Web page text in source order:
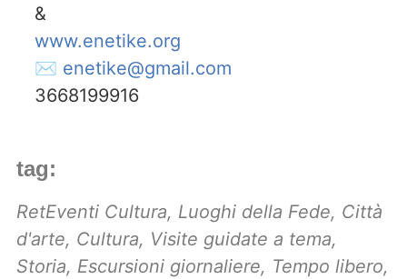
&
www.enetike.org
✉️ enetike@gmail.com
3668199916
tag:
RetEventi Cultura, Luoghi della Fede, Città
d'arte, Cultura, Visite guidate a tema,
Storia, Escursioni giornaliere, Tempo libero,